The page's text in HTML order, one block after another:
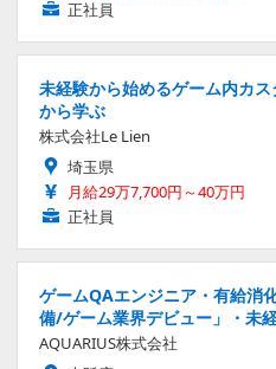
正社員
未経験から始めるゲーム内カ
から学ぶ
株式会社Le Lien
埼玉県
月給29万7,700円～40万円
正社員
ゲームQAエンジニア・有給消
備/ゲーム業界デビュー」・未
AQUARIUS株式会社